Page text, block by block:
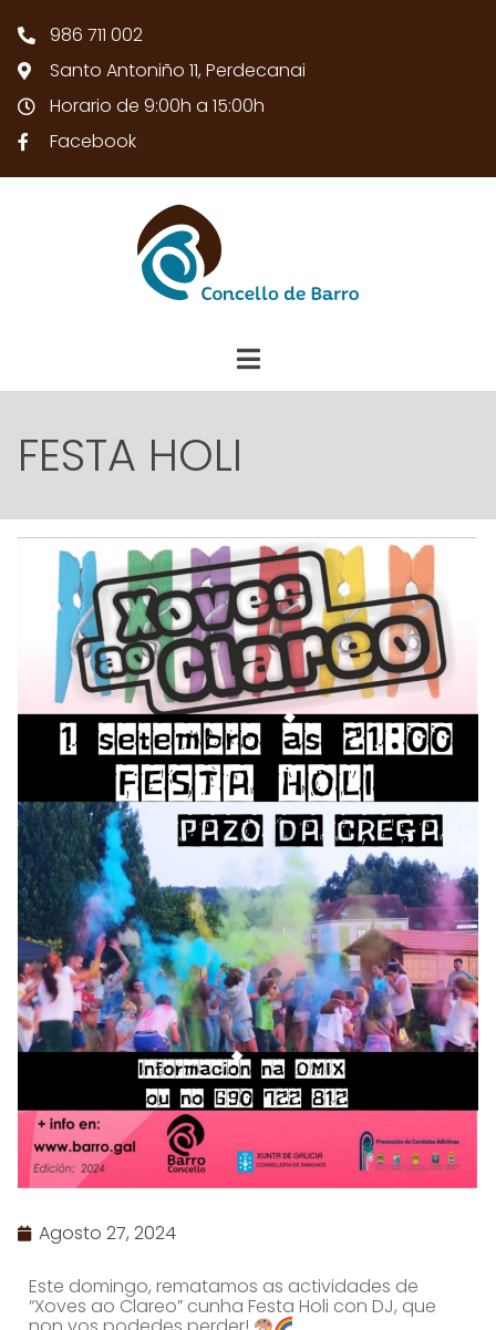
986 711 002
Santo Antoniño 11, Perdecanai
Horario de 9:00h a 15:00h
Facebook
FESTA HOLI
Agosto 27, 2024
Este domingo, rematamos as actividades de
“Xoves ao Clareo” cunha Festa Holi con DJ, que